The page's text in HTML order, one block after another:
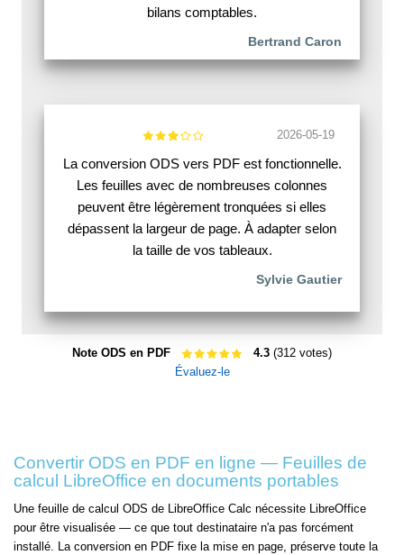
bilans comptables.
Bertrand Caron
2026-05-19
La conversion ODS vers PDF est fonctionnelle.
Les feuilles avec de nombreuses colonnes
peuvent être légèrement tronquées si elles
dépassent la largeur de page. À adapter selon
la taille de vos tableaux.
Sylvie Gautier
Note ODS en PDF 4.3 (312 votes)
Évaluez-le
Convertir ODS en PDF en ligne — Feuilles de
calcul LibreOffice en documents portables
Une feuille de calcul ODS de LibreOffice Calc nécessite LibreOffice
pour être visualisée — ce que tout destinataire n'a pas forcément
installé. La conversion en PDF fixe la mise en page, préserve toute la